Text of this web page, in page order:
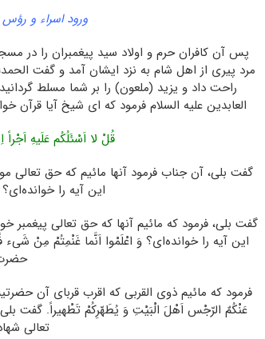
ورود اسراء و
پس آن کافران حرم و اولاد سید پیغمبران را در
مرد پیری از اهل شام به نزد ایشان آمد و گفت
راحت داد و یزید (ملعون) را بر شما مسلط
العابدین علیه السلام فرمود که ای شیخ آیا قرآن
قُلْ لا اَسْئَلُکُم عَلَیهِ اَجْراً
گفت بلی، آن جناب فرمود آنها مائیم که حق تعالی
این آیه را
گفت بلی، فرمود که مائیم آنها که حق تعالی پیغمبر
این آیه را خوانده‌ای؟ وَ اعْلَمْوا اَنَّما غَنْمِتُمْ مِنْ
فرمود که مائیم ذوی القربی که اقرب قربای آن
عَنْکُمٌ الرّجْس اَهْلَ الْبَیْتِ وَ یُطَهّرِکُمْ تَطْهیراً. گفت
تعالی